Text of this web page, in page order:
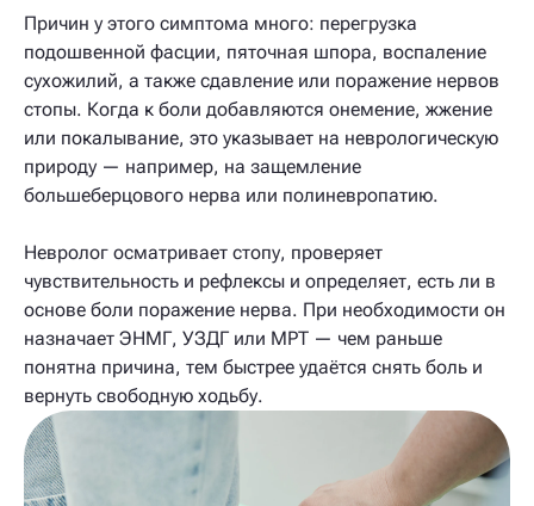
Причин у этого симптома много: перегрузка
подошвенной фасции, пяточная шпора, воспаление
сухожилий, а также сдавление или поражение нервов
стопы. Когда к боли добавляются онемение, жжение
или покалывание, это указывает на неврологическую
природу — например, на защемление
большеберцового нерва или полиневропатию.
Невролог осматривает стопу, проверяет
чувствительность и рефлексы и определяет, есть ли в
основе боли поражение нерва. При необходимости он
назначает ЭНМГ, УЗДГ или МРТ — чем раньше
понятна причина, тем быстрее удаётся снять боль и
вернуть свободную ходьбу.